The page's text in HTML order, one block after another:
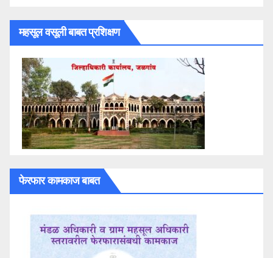
महसूल वसूली बाबत प्रशिक्षण
फेरफार कामकाज बाबत